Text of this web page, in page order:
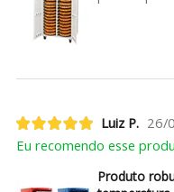
Luiz P. 26/
Eu recomendo esse
Produto